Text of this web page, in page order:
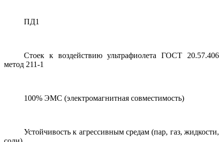
ПД1
Стоек к воздействию ультрафиолета ГОСТ 20.57.406
метод 211-1
100% ЭМС (электромагнитная совместимость)
Устойчивость к агрессивным средам (пар, газ, жидкости,